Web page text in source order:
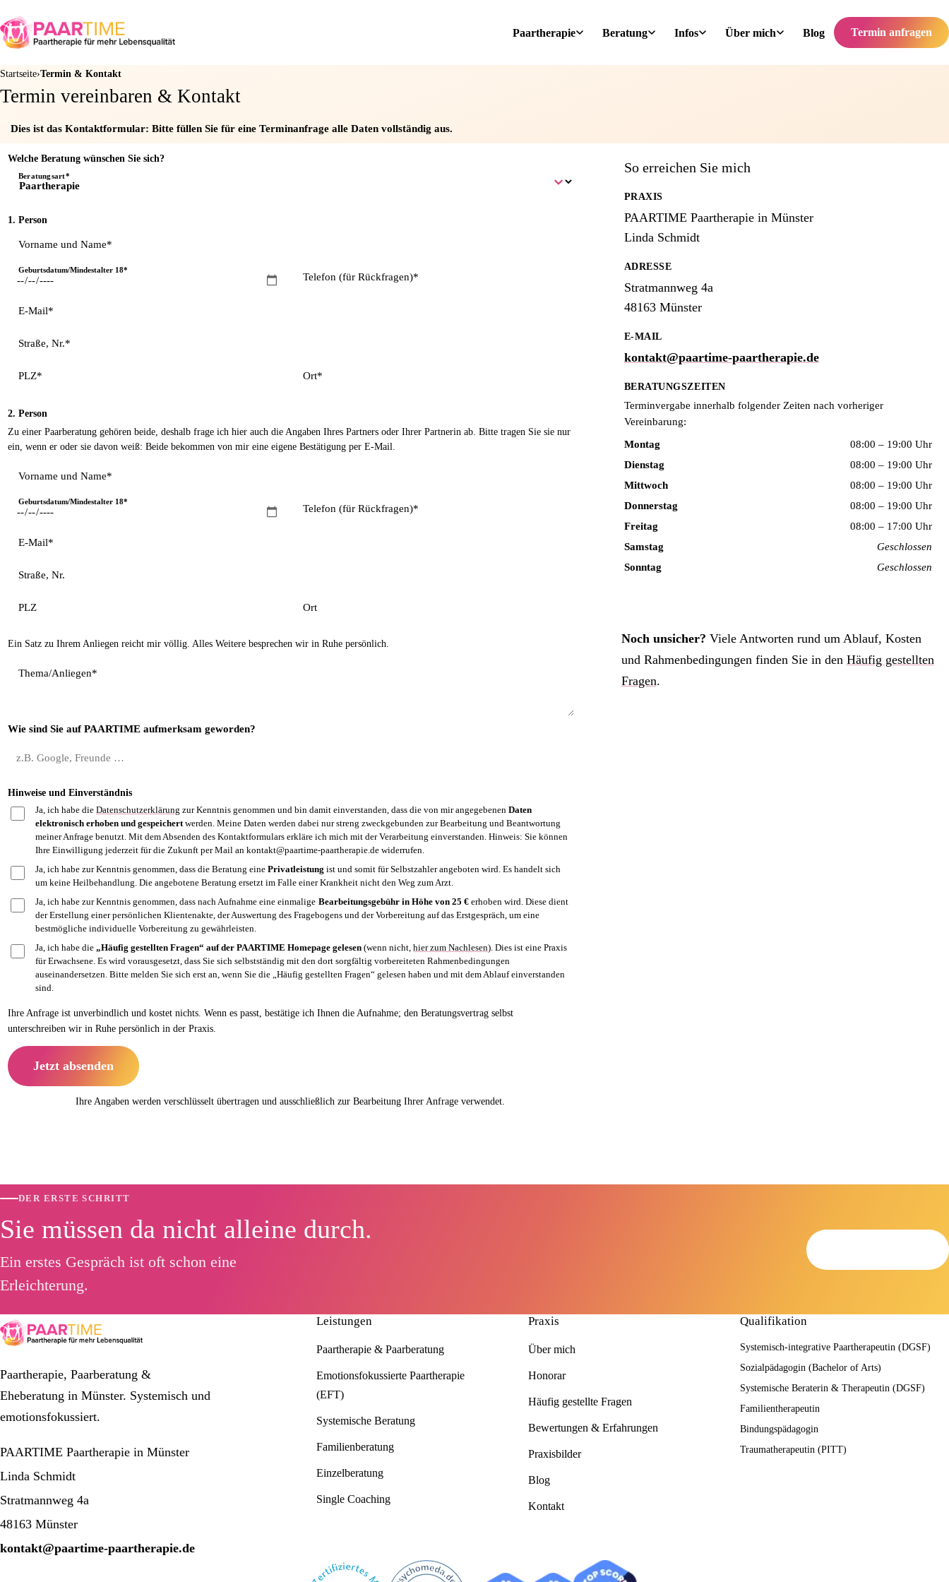
Paartherapie Beratung Infos Über mich Blog Termin anfragen
Startseite Termin & Kontakt
Termin vereinbaren & Kontakt
Dies ist das Kontaktformular: Bitte füllen Sie für eine Terminanfrage alle Daten vollständig aus.
Welche Beratung wünschen Sie sich?
Beratungsart*
1. Person
Vorname und Name*
Geburtsdatum/Mindestalter 18*
Telefon (für Rückfragen)*
E-Mail*
Straße, Nr.*
PLZ* Ort*
2. Person
Zu einer Paarberatung gehören beide, deshalb frage ich hier auch die Angaben Ihres Partners oder Ihrer Partnerin ab. Bitte tragen Sie sie nur
ein, wenn er oder sie davon weiß: Beide bekommen von mir eine eigene Bestätigung per E-Mail.
Vorname und Name*
Geburtsdatum/Mindestalter 18*
Telefon (für Rückfragen)*
E-Mail*
Straße, Nr.
PLZ Ort
Ein Satz zu Ihrem Anliegen reicht mir völlig. Alles Weitere besprechen wir in Ruhe persönlich.
Thema/Anliegen*
Wie sind Sie auf PAARTIME aufmerksam geworden?
Hinweise und Einverständnis
Ja, ich habe die Datenschutzerklärung zur Kenntnis genommen und bin damit einverstanden, dass die von mir angegebenen Daten
elektronisch erhoben und gespeichertwerden. Meine Daten werden dabei nur streng zweckgebunden zur Bearbeitung und Beantwortung
meiner Anfrage benutzt. Mit dem Absenden des Kontaktformulars erkläre ich mich mit der Verarbeitung einverstanden. Hinweis: Sie können
Ihre Einwilligung jederzeit für die Zukunft per Mail an kontakt@paartime-paartherapie.de widerrufen.
Ja, ich habe zur Kenntnis genommen, dass die Beratung eine Privatleistung ist und somit für Selbstzahler angeboten wird. Es handelt sich
um keine Heilbehandlung. Die angebotene Beratung ersetzt im Falle einer Krankheit nicht den Weg zum Arzt.
Ja, ich habe zur Kenntnis genommen, dass nach Aufnahme eine einmalige Bearbeitungsgebühr in Höhe von 25 € erhoben wird. Diese dient
der Erstellung einer persönlichen Klientenakte, der Auswertung des Fragebogens und der Vorbereitung auf das Erstgespräch, um eine
bestmögliche individuelle Vorbereitung zu gewährleisten.
Ja, ich habe die „Häufig gestellten Fragen“ auf der PAARTIME Homepage gelesen (wenn nicht, hier zum Nachlesen). Dies ist eine Praxis
für Erwachsene. Es wird vorausgesetzt, dass Sie sich selbstständig mit den dort sorgfältig vorbereiteten Rahmenbedingungen
auseinandersetzen. Bitte melden Sie sich erst an, wenn Sie die „Häufig gestellten Fragen“ gelesen haben und mit dem Ablauf einverstanden
sind.
Ihre Anfrage ist unverbindlich und kostet nichts. Wenn es passt, bestätige ich Ihnen die Aufnahme; den Beratungsvertrag selbst
unterschreiben wir in Ruhe persönlich in der Praxis.
Jetzt absenden
Ihre Angaben werden verschlüsselt übertragen und ausschließlich zur Bearbeitung Ihrer Anfrage verwendet.
So erreichen Sie mich
PRAXIS
PAARTIME Paartherapie in Münster
Linda Schmidt
ADRESSE
Stratmannweg 4a
48163 Münster
E-MAIL
kontakt@paartime-paartherapie.de
BERATUNGSZEITEN
Terminvergabe innerhalb folgender Zeiten nach vorheriger
Vereinbarung:
Montag
08:00 – 19:00 Uhr
Dienstag
08:00 – 19:00 Uhr
Mittwoch
08:00 – 19:00 Uhr
Donnerstag
08:00 – 19:00 Uhr
Freitag
08:00 – 17:00 Uhr
Samstag
Geschlossen
Sonntag
Geschlossen
Noch unsicher? Viele Antworten rund um Ablauf, Kosten
und Rahmenbedingungen finden Sie in den Häufig gestellten
Fragen.
DER ERSTE SCHRITT
Sie müssen da nicht alleine durch.
Ein erstes Gespräch ist oft schon eine
Erleichterung.
Paartherapie, Paarberatung &
Eheberatung in Münster. Systemisch und
emotionsfokussiert.
PAARTIME Paartherapie in Münster
Linda Schmidt
Stratmannweg 4a
48163 Münster
kontakt@paartime-paartherapie.de
Leistungen
Paartherapie & Paarberatung
Emotionsfokussierte Paartherapie
(EFT)
Systemische Beratung
Familienberatung
Einzelberatung
Single Coaching
Praxis
Über mich
Honorar
Häufig gestellte Fragen
Bewertungen & Erfahrungen
Praxisbilder
Blog
Kontakt
Qualifikation
Systemisch-integrative Paartherapeutin (DGSF)
Sozialpädagogin (Bachelor of Arts)
Systemische Beraterin & Therapeutin (DGSF)
Familientherapeutin
Bindungspädagogin
Traumatherapeutin (PITT)